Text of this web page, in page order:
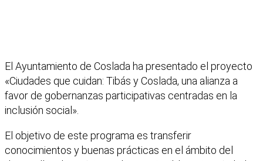
El Ayuntamiento de Coslada ha presentado el proyecto
«Ciudades que cuidan: Tibás y Coslada, una alianza a
favor de gobernanzas participativas centradas en la
inclusión social».
El objetivo de este programa es transferir
conocimientos y buenas prácticas en el ámbito del